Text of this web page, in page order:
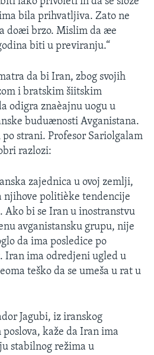
bila prihvatljiva. Zato ne
doæi brzo. Mislim da æe
biti u previranju.“
da bi Iran, zbog svojih
i bratskim šiitskim
odigra znaèajnu uogu u
buduænosti Avganistana.
strani. Profesor Sariolgalam
razlozi:
zajednica u ovoj zemlji,
njihove politièke tendencije
Ako bi se Iran u inostranstvu
avganistansku grupu, nije
da ima posledice po
Iran ima odredjeni ugled u
teško da se umeša u rat u
Jagubi, iz iranskog
kaže da Iran ima
stabilnog režima u